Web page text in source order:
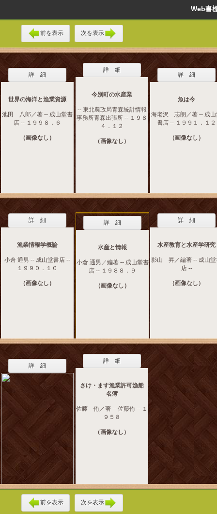
Web
前を表示 次を表示
詳 細
世界の海洋と漁業資源
池田 八郎／著 -- 成山堂書
店 -- １９９８．６
（画像なし）
詳 細
今別町の水産業
-- 東北農政局青森統計情報
事務所青森出張所 -- １９８
４．１２
（画像なし）
詳 細
魚は今
海老沢 志朗／著 -- 成山
書店 -- １９９１．１２
（画像なし）
詳 細
漁業情報学概論
小倉 通男 -- 成山堂書店 --
１９９０．１０
（画像なし）
詳 細
水産と情報
小倉 通男／編著 -- 成山堂書
店 -- １９８８．９
（画像なし）
詳 細
水産教育と水産学研究
影山 昇／編著 -- 成山堂
店 --
（画像なし）
詳 細
詳 細
さけ・ます漁業許可漁船
名簿
佐藤 侑／著 -- 佐藤侑 -- １
９５８
（画像なし）
前を表示 次を表示